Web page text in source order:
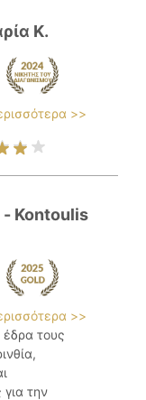
Κ.
>>
Kontoulis
>>
τους
την